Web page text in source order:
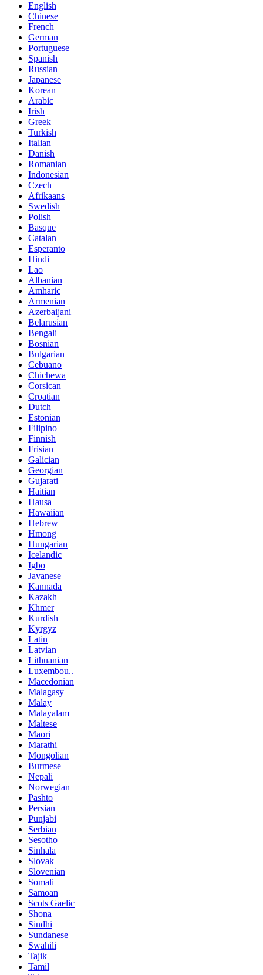
English
Chinese
French
German
Portuguese
Spanish
Russian
Japanese
Korean
Arabic
Irish
Greek
Turkish
Italian
Danish
Romanian
Indonesian
Czech
Afrikaans
Swedish
Polish
Basque
Catalan
Esperanto
Hindi
Lao
Albanian
Amharic
Armenian
Azerbaijani
Belarusian
Bengali
Bosnian
Bulgarian
Cebuano
Chichewa
Corsican
Croatian
Dutch
Estonian
Filipino
Finnish
Frisian
Galician
Georgian
Gujarati
Haitian
Hausa
Hawaiian
Hebrew
Hmong
Hungarian
Icelandic
Igbo
Javanese
Kannada
Kazakh
Khmer
Kurdish
Kyrgyz
Latin
Latvian
Lithuanian
Luxembou..
Macedonian
Malagasy
Malay
Malayalam
Maltese
Maori
Marathi
Mongolian
Burmese
Nepali
Norwegian
Pashto
Persian
Punjabi
Serbian
Sesotho
Sinhala
Slovak
Slovenian
Somali
Samoan
Scots Gaelic
Shona
Sindhi
Sundanese
Swahili
Tajik
Tamil